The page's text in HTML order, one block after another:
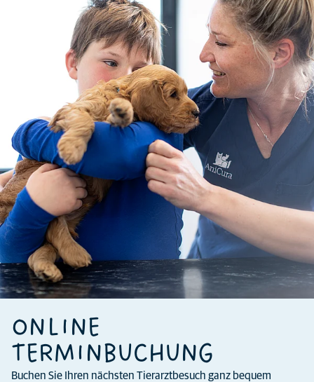
ONLINE
TERMINBUCHUNG
Buchen Sie Ihren nächsten Tierarztbesuch ganz bequem